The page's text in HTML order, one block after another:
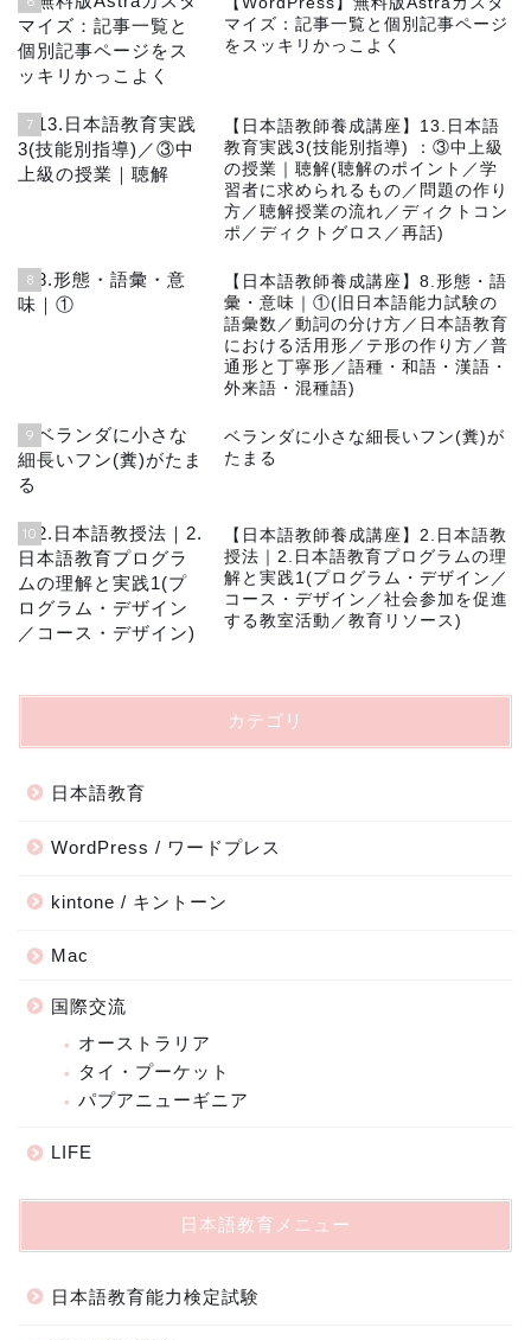
マイズ：記事一覧と個別記事ページ
をスッキリかっこよく
7
【日本語教師養成講座】13.日本語
教育実践3(技能別指導) ：③中上級
の授業｜聴解(聴解のポイント／学
習者に求められるもの／問題の作り
方／聴解授業の流れ／ディクトコン
ポ／ディクトグロス／再話)
8
【日本語教師養成講座】8.形態・語
彙・意味｜①(旧日本語能力試験の
語彙数／動詞の分け方／日本語教育
における活用形／テ形の作り方／普
通形と丁寧形／語種・和語・漢語・
外来語・混種語)
9
ベランダに小さな細長いフン(糞)が
たまる
10
【日本語教師養成講座】2.日本語教
授法｜2.日本語教育プログラムの理
解と実践1(プログラム・デザイン／
コース・デザイン／社会参加を促進
する教室活動／教育リソース)
カテゴリ
日本語教育
WordPress / ワードプレス
kintone / キントーン
Mac
国際交流
オーストラリア
タイ・プーケット
パプアニューギニア
LIFE
日本語教育メニュー
日本語教育能力検定試験